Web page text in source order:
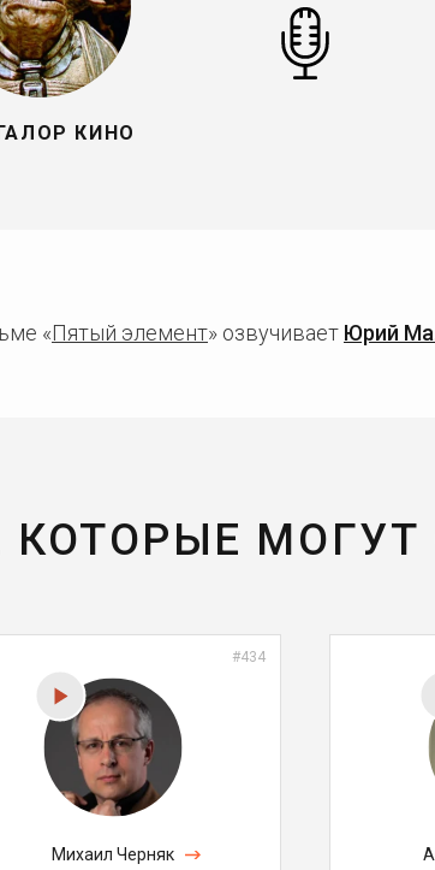
КИНО
«Пятый элемент» озвучивает Юрий
#434
Михаил Черняк